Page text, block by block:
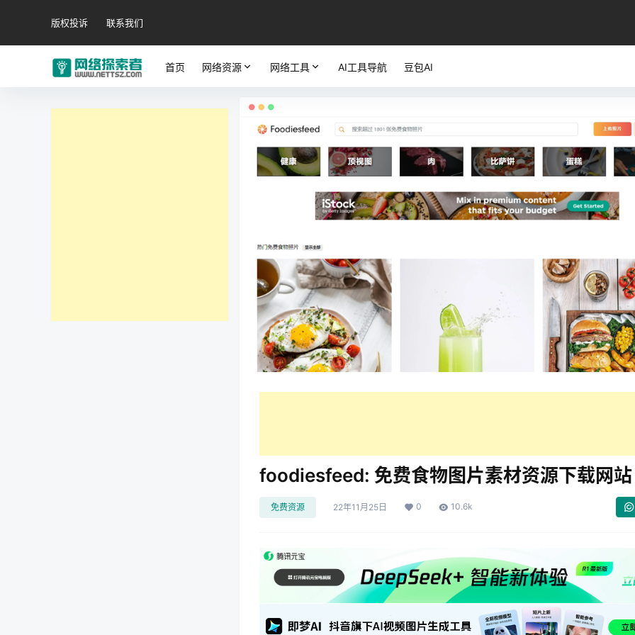
版权投诉 联系我们
首页 网络资源 网络工具 AI工具导航 豆包AI
foodiesfeed: 免费食物图片素材资源下载网站
免费资源 22年11月25日 0 10.6k